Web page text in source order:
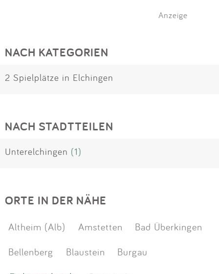
Anzeige
NACH KATEGORIEN
2 Spielplätze in Elchingen
NACH STADTTEILEN
Unterelchingen (1)
ORTE IN DER NÄHE
Altheim (Alb) Amstetten
Bad Überkingen
Bellenberg
Blaustein Burgau